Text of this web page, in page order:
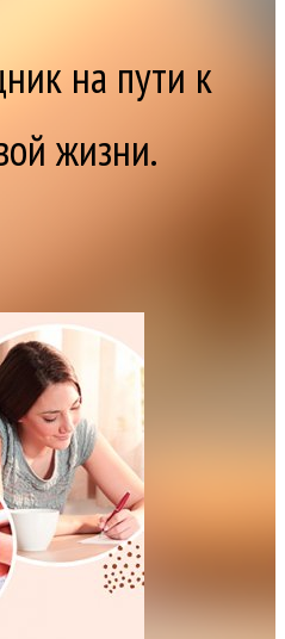
на пути к
жизни.